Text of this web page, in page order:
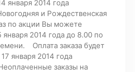
января 2014 года
и Рождественская
по акции Вы можете
января 2014 года до 8.00 по
Оплата заказа будет
января 2014 года
заказы на